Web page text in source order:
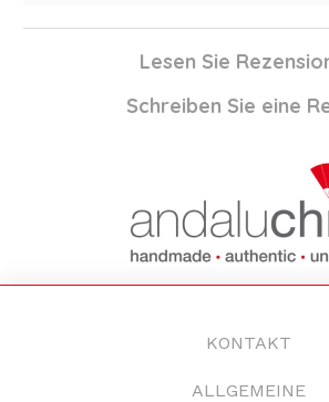
Lesen Sie
Schreiben Sie eine
KONTAKT
ALLGEMEINE